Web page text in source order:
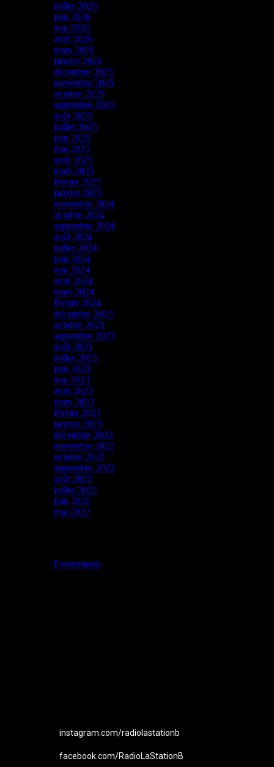
juillet 2026
juin 2026
mai 2026
avril 2026
mars 2026
janvier 2026
décembre 2025
novembre 2025
octobre 2025
septembre 2025
août 2025
juillet 2025
juin 2025
mai 2025
avril 2025
mars 2025
février 2025
janvier 2025
novembre 2024
octobre 2024
septembre 2024
août 2024
juillet 2024
juin 2024
mai 2024
avril 2024
mars 2024
février 2024
décembre 2023
octobre 2023
septembre 2023
août 2023
juillet 2023
juin 2023
mai 2023
avril 2023
mars 2023
février 2023
janvier 2023
décembre 2022
novembre 2022
octobre 2022
septembre 2022
août 2022
juillet 2022
juin 2022
mai 2022
Evenements
instagram.com/radiolastationb
facebook.com/RadioLaStationB